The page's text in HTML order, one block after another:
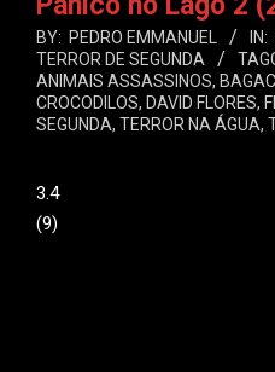
BY: PEDRO EMMANUEL IN:
TERROR DE SEGUNDA
ANIMAIS ASSASSINOS,
CROCODILOS, DAVID FLORES,
SEGUNDA, TERROR NA ÁGUA,
3.4
(9)